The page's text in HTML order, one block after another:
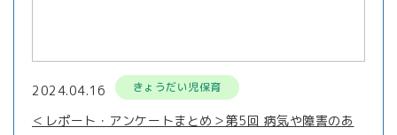
2024.04.16 きょうだい児保育
＜レポート・アンケートまとめ＞第5回 病気や障害のあ